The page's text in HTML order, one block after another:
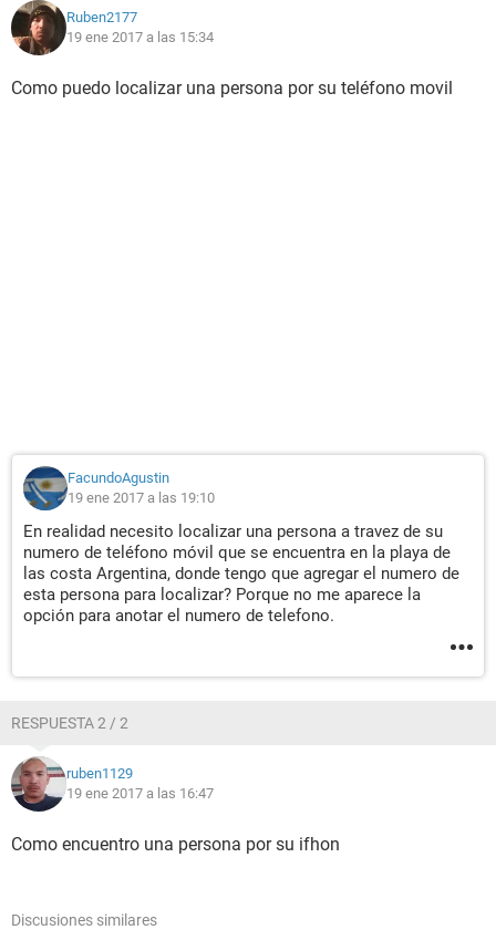
Ruben2177
19 ene 2017 a las 15:34
Como puedo localizar una persona por su teléfono movil
FacundoAgustin
19 ene 2017 a las 19:10
En realidad necesito localizar una persona a travez de su
numero de teléfono móvil que se encuentra en la playa de
las costa Argentina, donde tengo que agregar el numero de
esta persona para localizar? Porque no me aparece la
opción para anotar el numero de telefono.
RESPUESTA 2 / 2
ruben1129
19 ene 2017 a las 16:47
Como encuentro una persona por su ifhon
Discusiones similares